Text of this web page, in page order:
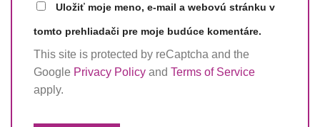
Uložiť moje meno, e-mail a webovú stránku v
tomto prehliadači pre moje budúce komentáre.
This site is protected by reCaptcha and the
Google Privacy Policy and Terms of Service
apply.